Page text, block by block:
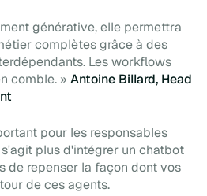
générative, elle permettra
complètes grâce à des
Les workflows
comble. » Antoine Billard, Head
pour les responsables
plus d'intégrer un chatbot
de repenser la façon dont vos
de ces agents.